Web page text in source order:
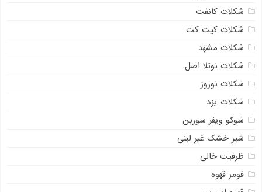
شکلات کانفت
شکلات کیت کت
شکلات مشهد
شکلات نوتلا اصل
شکلات نوروز
شکلات یزد
شوکو ویفر سوربن
شیر خشک غیر لبنی
ظرفیت خالی
فومر قهوه